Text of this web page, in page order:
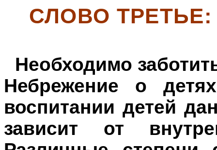
СЛОВО
Необходимо
Небрежение о
воспитании детей
зависит от